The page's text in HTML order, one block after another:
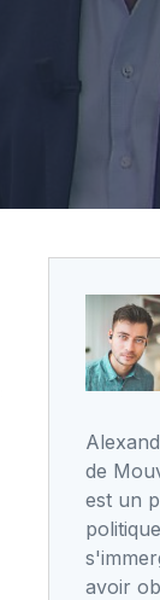
de
est un
avoir